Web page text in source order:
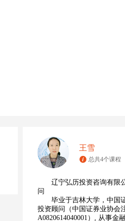
王雪
总共4个课程
辽宁弘历投资咨询有限
问
毕业于吉林大学，中国
投资顾问（中国证券业协会
A0820614040001）, 从事金